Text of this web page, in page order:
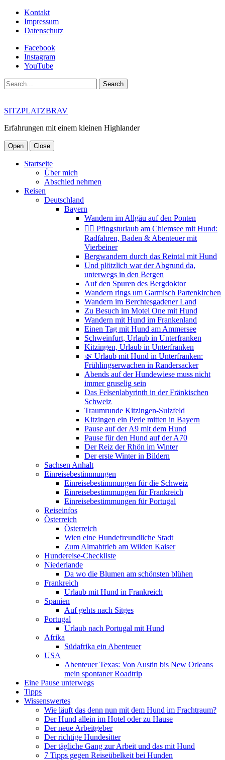
Kontakt
Impressum
Datenschutz
Facebook
Instagram
YouTube
Search
SITZPLATZBRAV
Erfahrungen mit einem kleinen Highlander
Open Close
Startseite
Über mich
Abschied nehmen
Reisen
Deutschland
Bayern
Wandern im Allgäu auf den Ponten
🚴‍♀️ Pfingsturlaub am Chiemsee mit Hund:
Radfahren, Baden & Abenteuer mit
Vierbeiner
Bergwandern durch das Reintal mit Hund
Und plötzlich war der Abgrund da,
unterwegs in den Bergen
Auf den Spuren des Bergdoktor
Wandern rings um Garmisch Partenkirchen
Wandern im Berchtesgadener Land
Zu Besuch im Motel One mit Hund
Wandern mit Hund im Frankenland
Einen Tag mit Hund am Ammersee
Schweinfurt, Urlaub in Unterfranken
Kitzingen, Urlaub in Unterfranken
🌿 Urlaub mit Hund in Unterfranken:
Frühlingserwachen in Randersacker
Abends auf der Hundewiese muss nicht
immer gruselig sein
Das Felsenlabyrinth in der Fränkischen
Schweiz
Traumrunde Kitzingen-Sulzfeld
Kitzingen ein Perle mitten in Bayern
Pause auf der A9 mit dem Hund
Pause für den Hund auf der A70
Der Reiz der Rhön im Winter
Der erste Winter in Bildern
Sachsen Anhalt
Einreisebestimmungen
Einreisebestimmungen für die Schweiz
Einreisebestimmungen für Frankreich
Einreisebestimmungen für Portugal
Reiseinfos
Österreich
Österreich
Wien eine Hundefreundliche Stadt
Zum Almabtrieb am Wilden Kaiser
Hundereise-Checkliste
Niederlande
Da wo die Blumen am schönsten blühen
Frankreich
Urlaub mit Hund in Frankreich
Spanien
Auf gehts nach Sitges
Portugal
Urlaub nach Portugal mit Hund
Afrika
Südafrika ein Abenteuer
USA
Abenteuer Texas: Von Austin bis New Orleans
mein spontaner Roadtrip
Eine Pause unterwegs
Tipps
Wissenswertes
Wie läuft das denn nun mit dem Hund im Frachtraum?
Der Hund allein im Hotel oder zu Hause
Der neue Arbeitgeber
Der richtige Hundesitter
Der tägliche Gang zur Arbeit und das mit Hund
7 Tipps gegen Reiseübelkeit bei Hunden